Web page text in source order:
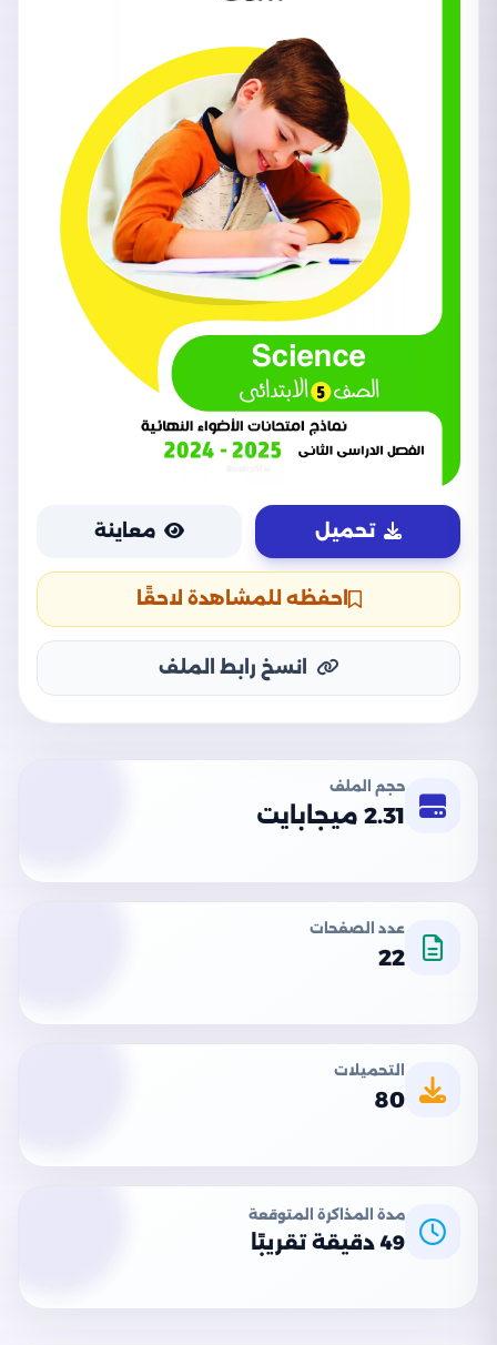
تحميل معاينة
احفظه للمشاهدة لاحقًا
انسخ رابط الملف
حجم الملف
2.31 ميجابايت
عدد الصفحات
22
التحميلات
80
مدة المذاكرة المتوقعة
49 دقيقة تقريبًا